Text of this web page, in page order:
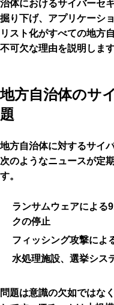
治体におけるサイバーセ
掘り下げ、アプリケーシ
リスト化がすべての地方
不可欠な理由を説明します
地方自治体のサ
題
地方自治体に対するサイ
次のようなニュースが定
す。
ランサムウェアによる
クの停止
フィッシング攻撃によ
水処理施設、選挙シス
問題は意識の欠如ではな